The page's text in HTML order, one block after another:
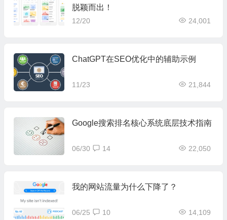
脱颖而出！
12/20 24,001
ChatGPT在SEO优化中的辅助示例
11/23 21,844
Google搜索排名核心系统底层技术指南
06/30 22,050
14
我的网站流量为什么下降了？
06/25 14,109
10